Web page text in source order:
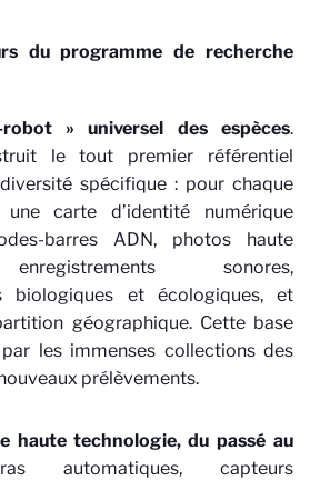
du programme de recherche
» universel des espèces.
le tout premier référentiel
spécifique : pour chaque
carte d’identité numérique
barres ADN, photos haute
sonores,
biologiques et écologiques, et
géographique. Cette base
les immenses collections des
prélèvements.
haute technologie, du passé au
automatiques, capteurs